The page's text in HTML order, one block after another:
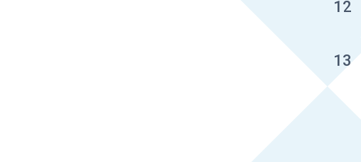
12
13